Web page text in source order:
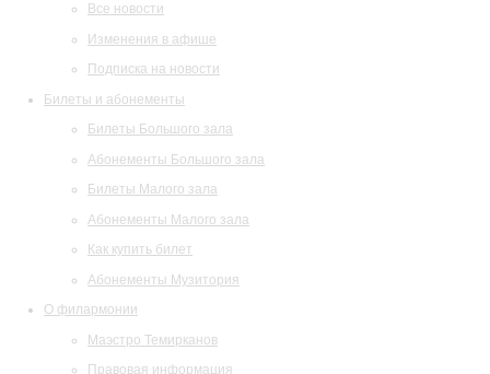
Все новости
Изменения в афише
Подписка на новости
Билеты и абонементы
Билеты Большого зала
Абонементы Большого зала
Билеты Малого зала
Абонементы Малого зала
Как купить билет
Абонементы Музитория
О филармонии
Маэстро Темирканов
Правовая информация